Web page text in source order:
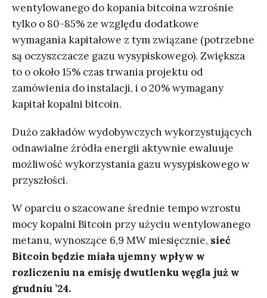
wentylowanego do kopania bitcoina wzrośnie
tylko o 80-85% ze względu dodatkowe
wymagania kapitałowe z tym związane (potrzebne
są oczyszczacze gazu wysypiskowego). Zwiększa
to o około 15% czas trwania projektu od
zamówienia do instalacji, i o 20% wymagany
kapitał kopalni bitcoin.
Dużo zakładów wydobywczych wykorzystujących
odnawialne źródła energii aktywnie ewaluuje
możliwość wykorzystania gazu wysypiskowego w
przyszłości.
W oparciu o szacowane średnie tempo wzrostu
mocy kopalni Bitcoin przy użyciu wentylowanego
metanu, wynoszące 6,9 MW miesięcznie, sieć
Bitcoin będzie miała ujemny wpływ w
rozliczeniu na emisję dwutlenku węgla już w
grudniu ’24.